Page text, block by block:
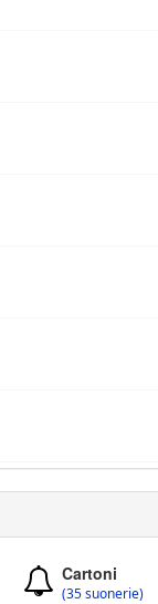
Cartoni
(35 suonerie)